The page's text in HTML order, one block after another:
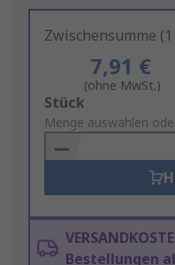
Zwischensumme
7,91 €
(ohne MwSt.)
Add
to
Basket
Stück
Menge auswählen
Bestellungen